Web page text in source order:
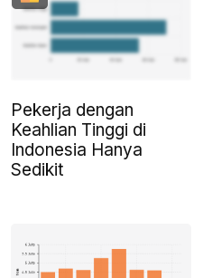
Pekerja dengan
Keahlian Tinggi di
Indonesia Hanya
Sedikit